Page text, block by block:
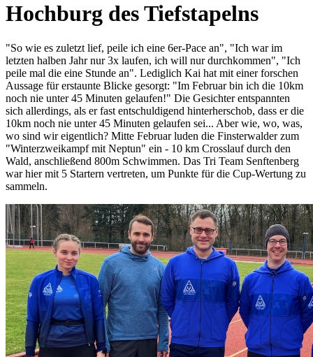
Hochburg des Tiefstapelns
"So wie es zuletzt lief, peile ich eine 6er-Pace an", "Ich war im
letzten halben Jahr nur 3x laufen, ich will nur durchkommen", "Ich
peile mal die eine Stunde an". Lediglich Kai hat mit einer forschen
Aussage für erstaunte Blicke gesorgt: "Im Februar bin ich die 10km
noch nie unter 45 Minuten gelaufen!" Die Gesichter entspannten
sich allerdings, als er fast entschuldigend hinterherschob, dass er die
10km noch nie unter 45 Minuten gelaufen sei... Aber wie, wo, was,
wo sind wir eigentlich? Mitte Februar luden die Finsterwalder zum
"Winterzweikampf mit Neptun" ein - 10 km Crosslauf durch den
Wald, anschließend 800m Schwimmen. Das Tri Team Senftenberg
war hier mit 5 Startern vertreten, um Punkte für die Cup-Wertung zu
sammeln.